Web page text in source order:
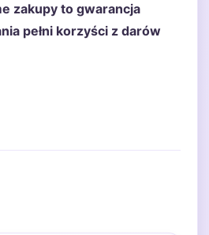
zakupy to gwarancja
pełni korzyści z darów